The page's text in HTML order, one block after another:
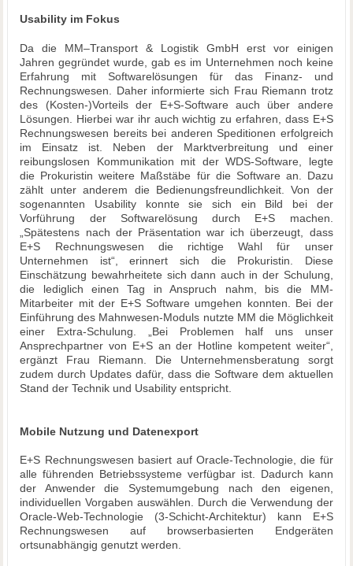
Usability im Fokus
Da die MM–Transport & Logistik GmbH erst vor einigen
Jahren gegründet wurde, gab es im Unternehmen noch keine
Erfahrung mit Softwarelösungen für das Finanz- und
Rechnungswesen. Daher informierte sich Frau Riemann trotz
des (Kosten-)Vorteils der E+S-Software auch über andere
Lösungen. Hierbei war ihr auch wichtig zu erfahren, dass E+S
Rechnungswesen bereits bei anderen Speditionen erfolgreich
im Einsatz ist. Neben der Marktverbreitung und einer
reibungslosen Kommunikation mit der WDS-Software, legte
die Prokuristin weitere Maßstäbe für die Software an. Dazu
zählt unter anderem die Bedienungsfreundlichkeit. Von der
sogenannten Usability konnte sie sich ein Bild bei der
Vorführung der Softwarelösung durch E+S machen.
„Spätestens nach der Präsentation war ich überzeugt, dass
E+S Rechnungswesen die richtige Wahl für unser
Unternehmen ist“, erinnert sich die Prokuristin. Diese
Einschätzung bewahrheitete sich dann auch in der Schulung,
die lediglich einen Tag in Anspruch nahm, bis die MM-
Mitarbeiter mit der E+S Software umgehen konnten. Bei der
Einführung des Mahnwesen-Moduls nutzte MM die Möglichkeit
einer Extra-Schulung. „Bei Problemen half uns unser
Ansprechpartner von E+S an der Hotline kompetent weiter“,
ergänzt Frau Riemann. Die Unternehmensberatung sorgt
zudem durch Updates dafür, dass die Software dem aktuellen
Stand der Technik und Usability entspricht.
Mobile Nutzung und Datenexport
E+S Rechnungswesen basiert auf Oracle-Technologie, die für
alle führenden Betriebssysteme verfügbar ist. Dadurch kann
der Anwender die Systemumgebung nach den eigenen,
individuellen Vorgaben auswählen. Durch die Verwendung der
Oracle-Web-Technologie (3-Schicht-Architektur) kann E+S
Rechnungswesen auf browserbasierten Endgeräten
ortsunabhängig genutzt werden.